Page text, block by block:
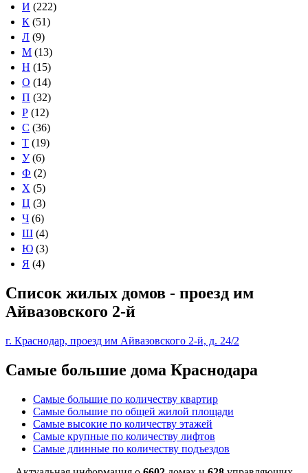
И (222)
К (51)
Л (9)
М (13)
Н (15)
О (14)
П (32)
Р (12)
С (36)
Т (19)
У(6)
Ф (2)
Х (5)
Ц (3)
Ч (6)
Ш (4)
Ю (3)
Я (4)
Список жилых домов - проезд им
Айвазовского 2-й
г. Краснодар, проезд им Айвазовского 2-й, д. 24/2
Самые большие дома Краснодара
Самые большие по количеству квартир
Самые большие по общей жилой площади
Самые высокие по количеству этажей
Самые крупные по количеству лифтов
Самые длинные по количеству подъездов